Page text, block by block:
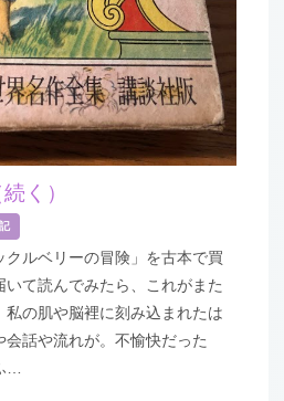
く）
ルベリーの冒険」を古本で買
いて読んでみたら、これがまた
の肌や脳裡に刻み込まれたは
話や流れが。不愉快だった
…